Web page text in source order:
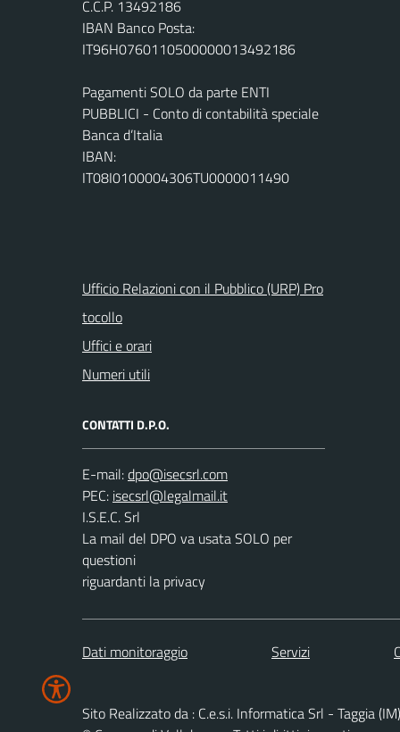
C.C.P. 13492186
IBAN Banco Posta:
IT96H0760110500000013492186
Pagamenti SOLO da parte ENTI
PUBBLICI - Conto di contabilità speciale
Banca d’Italia
IBAN:
IT08I0100004306TU0000011490
Ufficio Relazioni con il Pubblico (URP) Pro
tocollo
Uffici e orari
Numeri utili
CONTATTI D.P.O.
E-mail:
PEC:
I.S.E.C. Srl
La mail del DPO va usata SOLO per
questioni
riguardanti la privacy
Dati monitoraggio Servizi
Sito Realizzato da : C.e.s.i. Informatica Srl - Taggia (IM)